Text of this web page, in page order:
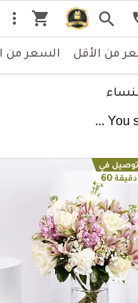
search
shopping_cart
more_vert
You
...
من الأقل السعر من